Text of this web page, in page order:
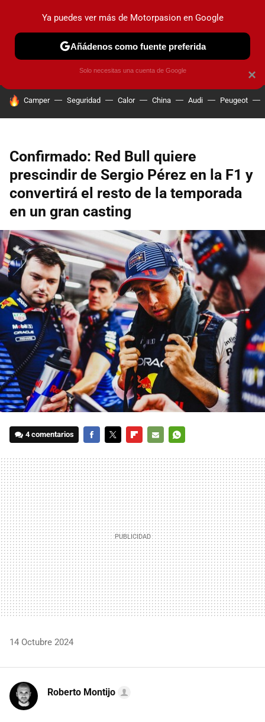
PRUEBAS COCHES ELÉCTRICOS OBSERVATORIO
HOY SE HABLA DE
Camper Seguridad Calor China Audi Peugeot
Confirmado: Red Bull quiere
prescindir de Sergio Pérez en la F1 y
convertirá el resto de la temporada
en un gran casting
4 comentarios
MAIL
14 Octubre 2024
Roberto Montijo
×
Ya puedes ver más de Motorpasion en Google
Añádenos como fuente preferida
Solo necesitas una cuenta de Google